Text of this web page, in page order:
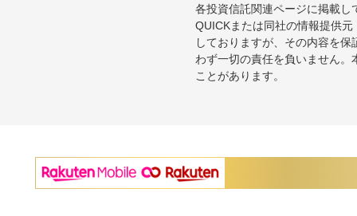
各投資信託関連ページに掲載
QUICKまたは同社の情報提供
しておりますが、その内容を
わず一切の責任を負いません
ことがあります。